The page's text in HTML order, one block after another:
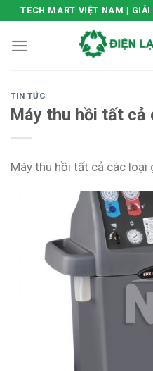
Skip
content
TECH MART VIỆT NAM |
TIN TỨC
Máy thu hồi tất cả
Máy thu hồi tất cả các loại